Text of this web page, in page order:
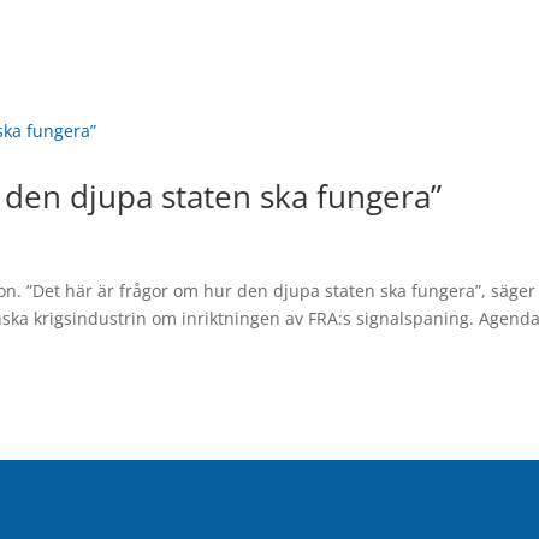
djupa staten ska fungera”
”Det här är frågor om hur den djupa staten ska fungera”, säger
krigsindustrin om inriktningen av FRA:s signalspaning.